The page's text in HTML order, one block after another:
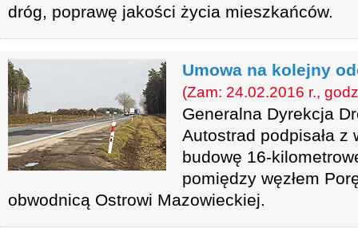
dróg, poprawę jakości życia mieszkańców.
Umowa na kolejny
(Zam: 24.02.2016 r.,
Generalna Dyrekcja
Autostrad podpisała z
budowę 16-
pomiędzy węzłem
obwodnicą Ostrowi Mazowieckiej.